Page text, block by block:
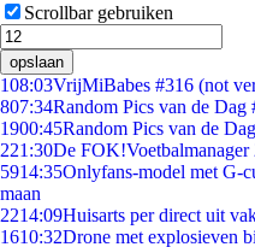
Scrollbar gebruiken
opslaan
108:03VrijMiBabes #316 (not
807:34Random Pics van de Dag
1900:45Random Pics van de
221:30De FOK!Voetbalmanager
5914:35Onlyfans-model met G-
maan
2214:09Huisarts per direct uit
1610:32Drone met explosieven